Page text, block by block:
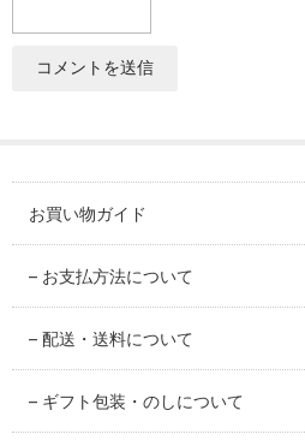
SOMENISHIKI-GRAPES
ペンダントルーペ
MAGNIFIER
カテゴリ別
お買い物ガイド
– お支払方法について
– 配送・送料について
– ギフト包装・のしについて